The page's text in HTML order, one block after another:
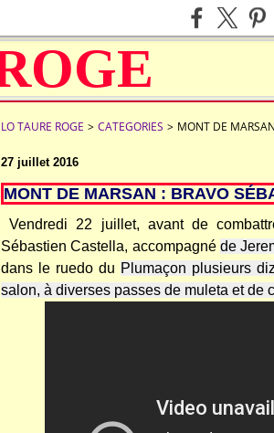
LO TAURE ROGE > CATEGORIES > MONT DE
27 juillet 2016
MONT DE MARSAN : BRAVO
Vendredi 22 juillet, avant de
Sébastien Castella, accompagné de
dans le ruedo du Plumaçon plusieurs
salon, à diverses passes de muleta et de